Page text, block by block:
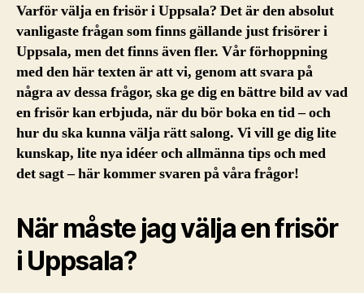
Varför välja en frisör i Uppsala? Det är den absolut
vanligaste frågan som finns gällande just frisörer i
Uppsala, men det finns även fler. Vår förhoppning
med den här texten är att vi, genom att svara på
några av dessa frågor, ska ge dig en bättre bild av vad
en frisör kan erbjuda, när du bör boka en tid – och
hur du ska kunna välja rätt salong. Vi vill ge dig lite
kunskap, lite nya idéer och allmänna tips och med
det sagt – här kommer svaren på våra frågor!
När måste jag välja en frisör
i Uppsala?